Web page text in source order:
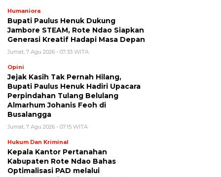
Humaniora
Bupati Paulus Henuk Dukung
Jambore STEAM, Rote Ndao Siapkan
Generasi Kreatif Hadapi Masa Depan
Jumat, 7 Agu 2026 - 07:33 WITA
Opini
Jejak Kasih Tak Pernah Hilang,
Bupati Paulus Henuk Hadiri Upacara
Perpindahan Tulang Belulang
Almarhum Johanis Feoh di
Busalangga
Jumat, 7 Agu 2026 - 07:15 WITA
Hukum Dan Kriminal
Kepala Kantor Pertanahan
Kabupaten Rote Ndao Bahas
Optimalisasi PAD melalui